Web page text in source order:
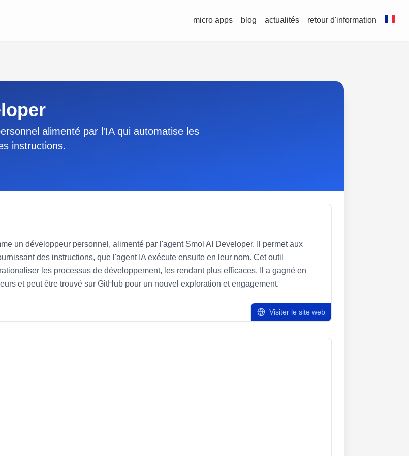
micro apps blog actualités retour d'information
alimenté par l'IA qui automatise les
instructions.
un développeur personnel, alimenté par l'agent Smol AI Developer. Il permet aux
des instructions, que l'agent IA exécute ensuite en leur nom. Cet outil
les processus de développement, les rendant plus efficaces. Il a gagné en
et peut être trouvé sur GitHub pour un nouvel exploration et engagement.
Visiter le site web